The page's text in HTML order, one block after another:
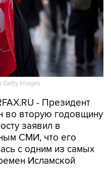
Getty Images
- Президент
во вторую годовщину
заявил в
СМИ, что его
с одним из самых
Исламской